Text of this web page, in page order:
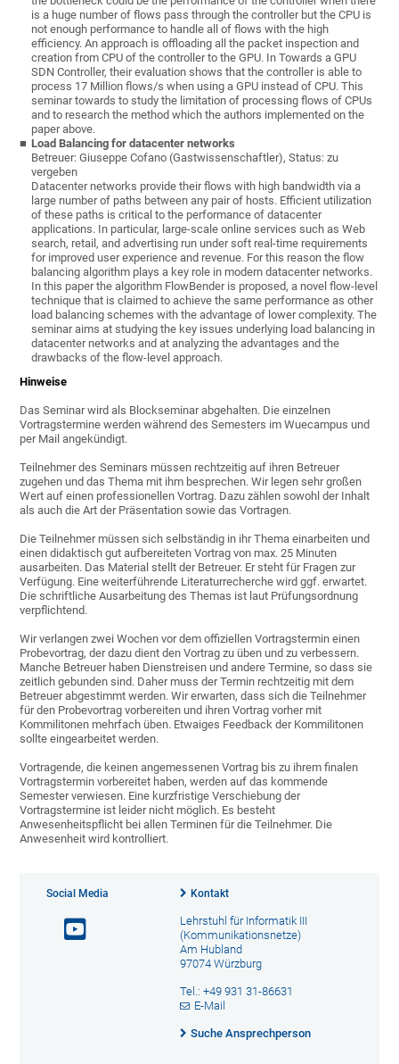
is a huge number of flows pass through the controller but the CPU is
not enough performance to handle all of flows with the high
efficiency. An approach is offloading all the packet inspection and
creation from CPU of the controller to the GPU. In Towards a GPU
SDN Controller, their evaluation shows that the controller is able to
process 17 Million flows/s when using a GPU instead of CPU. This
seminar towards to study the limitation of processing flows of CPUs
and to research the method which the authors implemented on the
paper above.
Load Balancing for datacenter networks
Betreuer: Giuseppe Cofano (Gastwissenschaftler), Status: zu
vergeben
Datacenter networks provide their flows with high bandwidth via a
large number of paths between any pair of hosts. Efficient utilization
of these paths is critical to the performance of datacenter
applications. In particular, large-scale online services such as Web
search, retail, and advertising run under soft real-time requirements
for improved user experience and revenue. For this reason the flow
balancing algorithm plays a key role in modern datacenter networks.
In this paper the algorithm FlowBender is proposed, a novel flow-level
technique that is claimed to achieve the same performance as other
load balancing schemes with the advantage of lower complexity. The
seminar aims at studying the key issues underlying load balancing in
datacenter networks and at analyzing the advantages and the
drawbacks of the flow-level approach.
Hinweise
Das Seminar wird als Blockseminar abgehalten. Die einzelnen
Vortragstermine werden während des Semesters im Wuecampus und
per Mail angekündigt.
Teilnehmer des Seminars müssen rechtzeitig auf ihren Betreuer
zugehen und das Thema mit ihm besprechen. Wir legen sehr großen
Wert auf einen professionellen Vortrag. Dazu zählen sowohl der Inhalt
als auch die Art der Präsentation sowie das Vortragen.
Die Teilnehmer müssen sich selbständig in ihr Thema einarbeiten und
einen didaktisch gut aufbereiteten Vortrag von max. 25 Minuten
ausarbeiten. Das Material stellt der Betreuer. Er steht für Fragen zur
Verfügung. Eine weiterführende Literaturrecherche wird ggf. erwartet.
Die schriftliche Ausarbeitung des Themas ist laut Prüfungsordnung
verpflichtend.
Wir verlangen zwei Wochen vor dem offiziellen Vortragstermin einen
Probevortrag, der dazu dient den Vortrag zu üben und zu verbessern.
Manche Betreuer haben Dienstreisen und andere Termine, so dass sie
zeitlich gebunden sind. Daher muss der Termin rechtzeitig mit dem
Betreuer abgestimmt werden. Wir erwarten, dass sich die Teilnehmer
für den Probevortrag vorbereiten und ihren Vortrag vorher mit
Kommilitonen mehrfach üben. Etwaiges Feedback der Kommilitonen
sollte eingearbeitet werden.
Vortragende, die keinen angemessenen Vortrag bis zu ihrem finalen
Vortragstermin vorbereitet haben, werden auf das kommende
Semester verwiesen. Eine kurzfristige Verschiebung der
Vortragstermine ist leider nicht möglich. Es besteht
Anwesenheitspflicht bei allen Terminen für die Teilnehmer. Die
Anwesenheit wird kontrolliert.
Social Media Kontakt
Lehrstuhl für Informatik III
(Kommunikationsnetze)
Am Hubland
97074 Würzburg
Tel.: +49 931 31-86631
E-Mail
Suche Ansprechperson